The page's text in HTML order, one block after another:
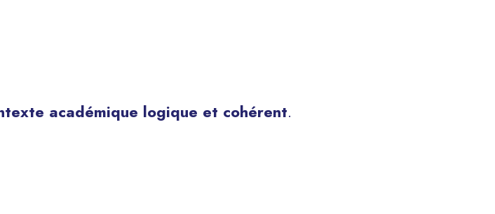
académique logique et cohérent.